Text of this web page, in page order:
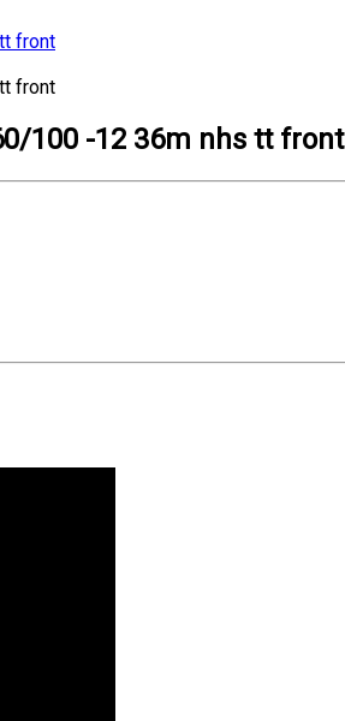
100 -12 36m nhs tt front